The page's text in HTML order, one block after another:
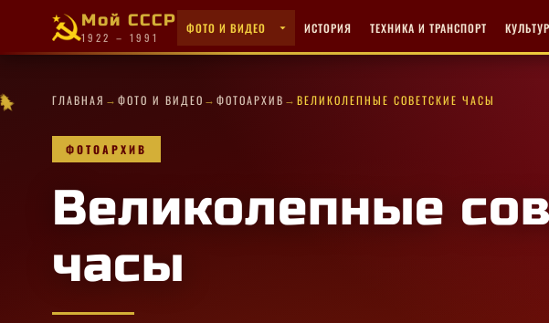
Мой СССР
1922 – 1991
ФОТО И ВИДЕО ИСТОРИЯ ТЕХНИКА И ТРАНСПОРТ
✦★
✦
★
✧
★
✧
★
★
·✧
·★
★
★
··★
★
✦
✧
★
✦
✧
✧
· ГЛАВНАЯ → ФОТО И ВИДЕО → ФОТОАРХИВ → ВЕЛИКОЛЕПНЫЕ СОВЕТСКИЕ ЧАСЫ
ФОТОАРХИВ
Великолепные
часы